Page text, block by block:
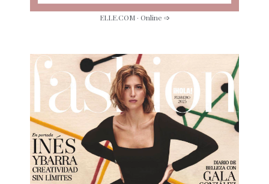
ELLE.COM · Online ➩